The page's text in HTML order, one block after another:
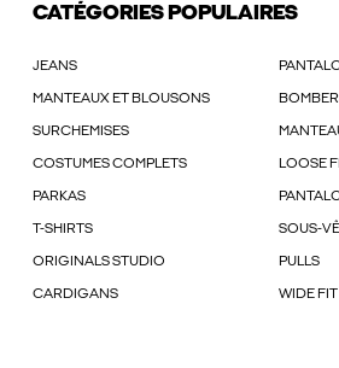
CATÉGORIES POPULAIRES
JEANS
MANTEAUX ET BLOUSONS
SURCHEMISES
COSTUMES COMPLETS LOOSE
PARKAS
T-SHIRTS SOUS-
ORIGINALS STUDIO PULLS
CARDIGANS WIDE